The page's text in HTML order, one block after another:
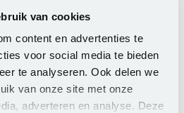
van cookies
content en advertenties te
voor social media te bieden
te analyseren. Ook delen we
van onze site met onze
adverteren en analyse. Deze